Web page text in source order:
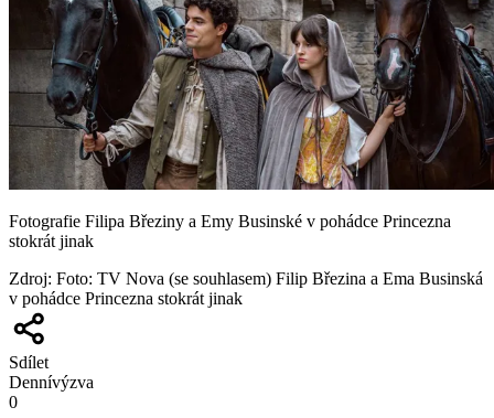
Fotografie Filipa Březiny a Emy Businské v pohádce Princezna
stokrát jinak
Zdroj: Foto: TV Nova (se souhlasem) Filip Březina a Ema Businská
v pohádce Princezna stokrát jinak
Sdílet
Dennívýzva
0